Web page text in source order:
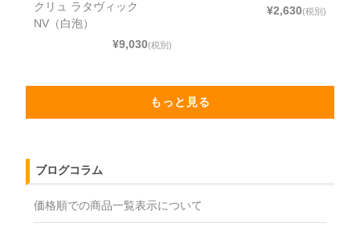
クリュ ラタヴィック
NV（白泡）
¥9,030(税別)
¥2,630(税別)
もっと見る
ブログコラム
価格順での商品一覧表示について